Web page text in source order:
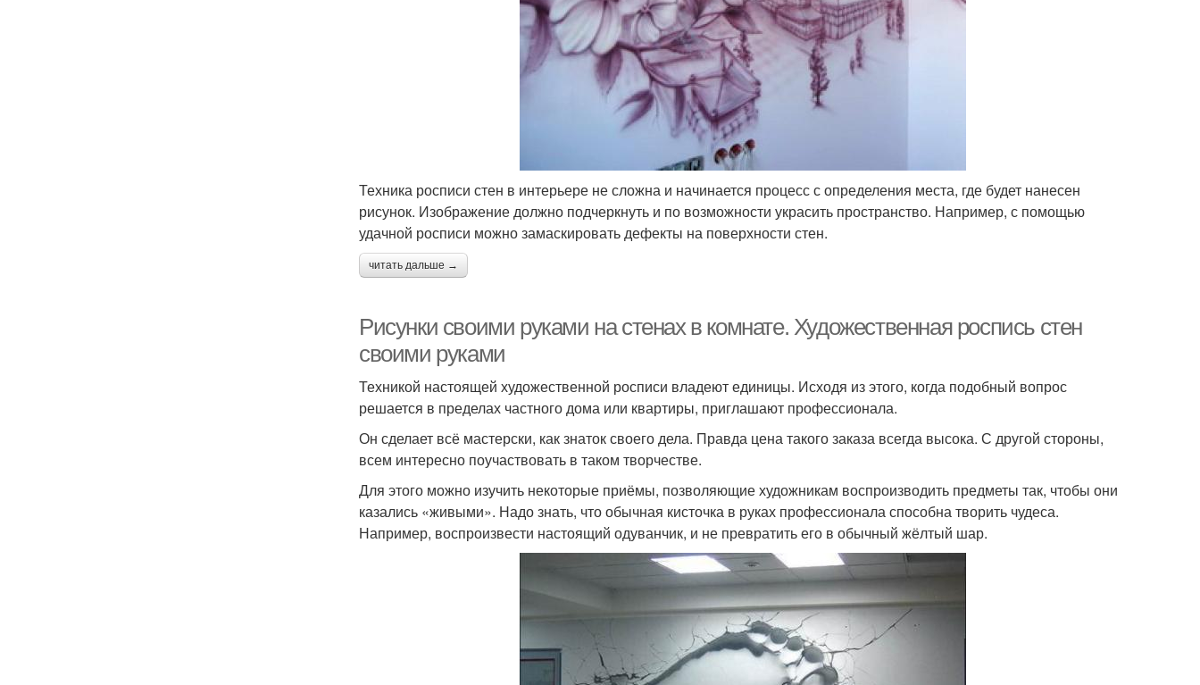
Техника росписи стен в интерьере не сложна и начинается процесс с определения места, где будет нанесен
рисунок. Изображение должно подчеркнуть и по возможности украсить пространство. Например, с помощью
удачной росписи можно замаскировать дефекты на поверхности стен.
читать дальше →
Рисунки своими руками на стенах в комнате. Художественная роспись стен
своими руками
Техникой настоящей художественной росписи владеют единицы. Исходя из этого, когда подобный вопрос
решается в пределах частного дома или квартиры, приглашают профессионала.
Он сделает всё мастерски, как знаток своего дела. Правда цена такого заказа всегда высока. С другой стороны,
всем интересно поучаствовать в таком творчестве.
Для этого можно изучить некоторые приёмы, позволяющие художникам воспроизводить предметы так, чтобы они
казались «живыми». Надо знать, что обычная кисточка в руках профессионала способна творить чудеса.
Например, воспроизвести настоящий одуванчик, и не превратить его в обычный жёлтый шар.